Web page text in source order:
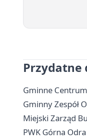
Przydatne
Gminne
Gminny Zespół
Miejski Zarząd
PWK Górna